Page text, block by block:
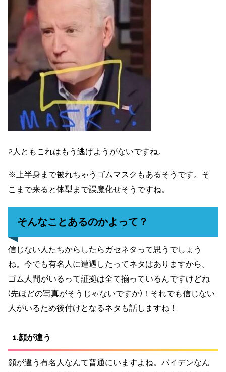
2人ともこれはもう逃げようがないですね。
※上半身まで被れちゃうゴムマスクもあるそうです。そ
こまで来ると体型まで誤魔化せそうですね。
そんなことあるのかよって？
信じない人たちからしたらガセネタって思うでしょう
ね。今でも有名人に遭遇したってネタはありますから。
ゴム人間がいるって証拠は全て揃っているんですけどね
(先ほどの写真がそうじゃないですか)！それでも信じない
人がいるため後付けとなるネタも話しますね！
1.顔が違う
顔が違う有名人なんて普通にいますよね。バイデンなん